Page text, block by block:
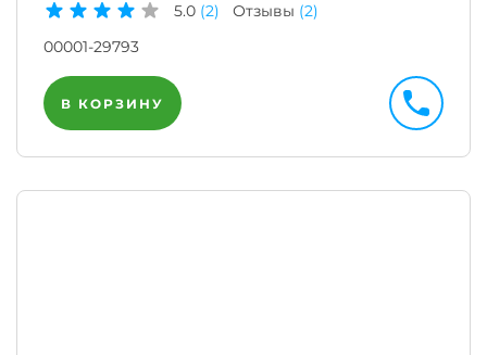
5.0 (2) Отзывы (2)
00001-29793
В КОРЗИНУ